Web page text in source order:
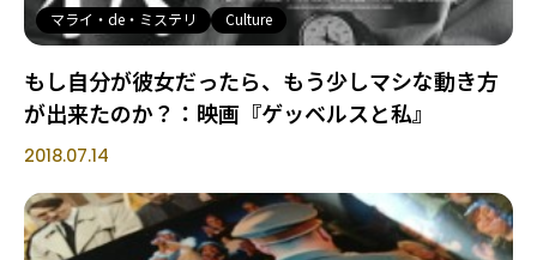
マライ・de・ミステリ Culture
もし自分が彼女だったら、もう少しマシな動き方
が出来たのか？：映画『ゲッベルスと私』
2018.07.14